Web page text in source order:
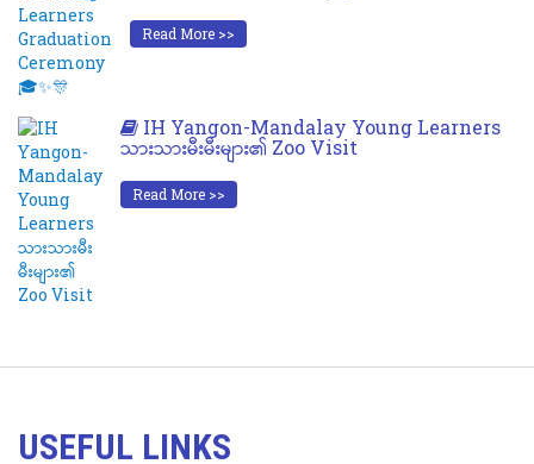
Read More >>
IH Yangon-Mandalay Young Learners
သားသားမီးမီးများ၏ Zoo Visit
Read More >>
USEFUL LINKS